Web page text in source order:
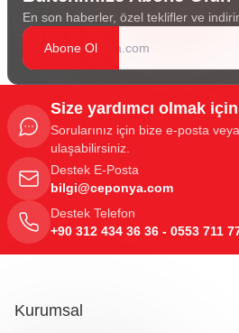
En son haberler, özel teklifler ve
Abone Ol
Size yardımcı olmak
Sorularınız için bize e-posta
ulaşabilirsiniz.
Destek E-Posta
bilgi@ceponya.com
Destek Telefon
+90 312 434 36 36 - 0553 711
Kurumsal